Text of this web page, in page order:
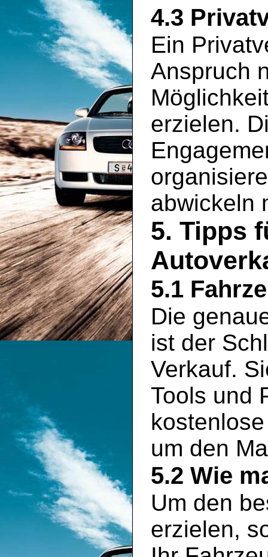
4.3
Ein
Anspruch
erzielen.
abwickeln
5. Tipps
5.1
Die
ist der
Verkauf.
Tools und
um den
5.2 Wie
Um den
erzielen,